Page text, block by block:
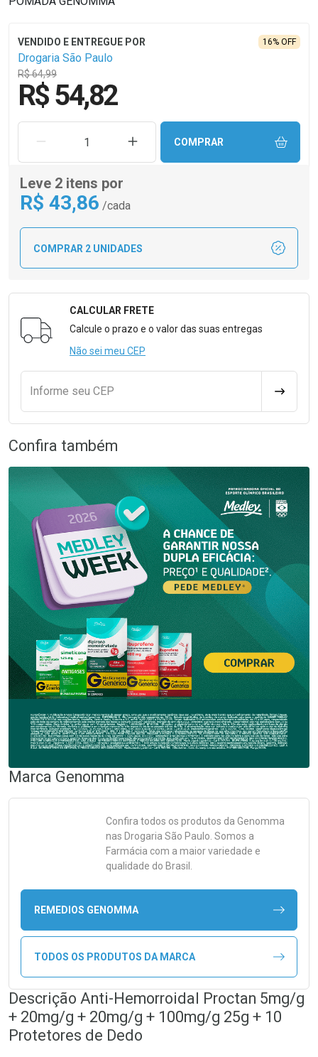
Drogaria São Paulo
R$ 64,99
16% OFF
R$ 54,82
REMOVER UMA UNIDADEAUMENTAR UMA UNIDADE
COMPRAR
Leve 2 itens por
R$ 43,86 /cada
COMPRAR 2 UNIDADES
Formulário para Calcular o Frete
CALCULAR FRETE
Calcule o prazo e o valor das suas entregas
Não sei meu CEP
Informe seu CEP
Confira também
Marca Genomma
Confira todos os produtos da Genomma
nas Drogaria São Paulo. Somos a
Farmácia com a maior variedade e
qualidade do Brasil.
REMEDIOS GENOMMA
TODOS OS PRODUTOS DA MARCA
Descrição Anti-Hemorroidal Proctan 5mg/g
+ 20mg/g + 20mg/g + 100mg/g 25g + 10
Protetores de Dedo